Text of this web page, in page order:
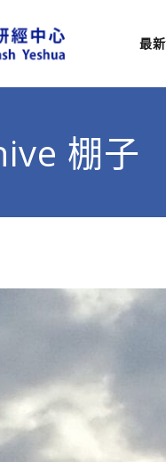
最
棚子